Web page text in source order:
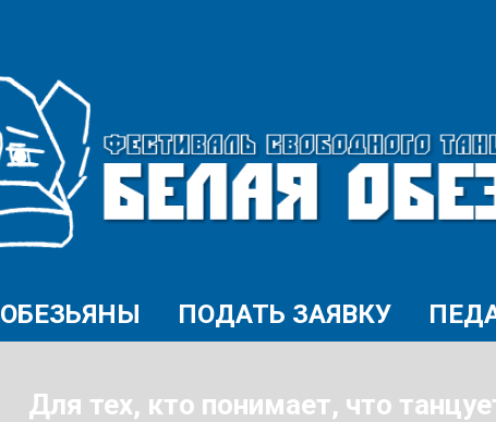
ОБЕЗЬЯНЫ ПОДАТЬ ЗАЯВКУ
Для тех, кто понимает, что